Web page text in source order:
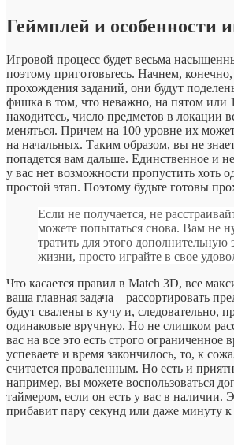
Геймплей и особенности
Игровой процесс будет весьма
поэтому приготовьтесь. Начнем,
прохождения заданий, они будут
фишка в том, что неважно, на пятом или
находитесь, число предметов в локации
меняться. Причем на 100 уровне их
на начальных. Таким образом, вы не
попадется вам дальше. Единственное и
у вас нет возможности пропустить хоть
простой этап. Поэтому будьте готовы
Если не получается, не
можете попытаться снова. Вам не
тратить для этого
жизни, просто играйте в свое
Что касается правил в Match 3D, все
ваша главная задача – рассортировать
будут свалены в кучу и, следовательно,
одинаковые вручную. Но не слишком
вас на все это есть строго ограниченное
успеваете и время закончилось, то, к
считается проваленным. Но есть и
например, вы можете воспользоваться
таймером, если он есть у вас в наличии.
прибавит пару секунд или даже минуту